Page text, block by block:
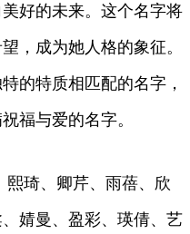
好的未来。这个名字将
，成为她人格的象征。
的特质相匹配的名字，
福与爱的名字。
琦、卿芹、雨蓓、欣
婧曼、盈彩、瑛倩、艺